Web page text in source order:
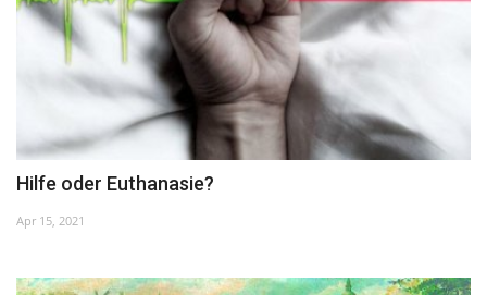
Lasst uns erinnern †
Language
Deutsch English
Hilfe oder Euthanasie?
Apr 15, 2021